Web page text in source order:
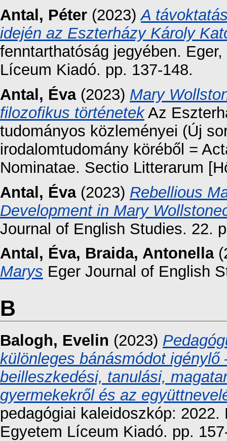
Antal, Péter (2023)A
idején az Eszterházy Károly
fenntarthatóság jegyében.
Líceum Kiadó. pp. 137-148.
Antal, Éva(2023) Mary
filozofikus történetekAz
tudományos közleményei (Új
irodalomtudomány köréből =
Nominatae. Sectio Litterarum
Antal, Éva(2023) Rebellious
Development in Mary
Journal of English Studies. 22.
Antal, Éva, Braida, Antonella
Marys Eger Journal of English
B
Balogh, Evelin (2023)
különleges bánásmódot
beilleszkedési, tanulási,
gyermekekről és az
pedagógiai kaleidoszkóp:
Egyetem Líceum Kiadó. pp.